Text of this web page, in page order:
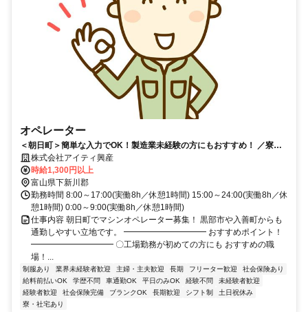
オペレーター
＜朝日町＞簡単な入力でOK！製造業未経験の方にもおすすめ！ ／寮あ
り／事前見学OK／土日休み
株式会社アイティ興産
時給1,300円以上
富山県下新川郡
勤務時間 8:00～17:00(実働8h／休憩1時間) 15:00～24:00(実働8h／休
憩1時間) 0:00～9:00(実働8h／休憩1時間)
仕事内容 朝日町でマシンオペレーター募集！ 黒部市や入善町からも
通勤しやすい立地です。 ━━━━━━━━━━ おすすめポイント！
━━━━━━━━━━ 〇工場勤務が初めての方にも おすすめの職
場！...
制服あり 業界未経験者歓迎 主婦・主夫歓迎 長期 フリーター歓迎
社会保険あり
給料前払いOK
学歴不問 車通勤OK 平日のみOK 経験不問
未経験者歓迎
経験者歓迎
社会保険完備 ブランクOK 長期歓迎 シフト制
土日祝休み
寮・社宅あり